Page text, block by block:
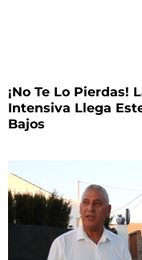
¡No Te Lo Pierdas!
Intensiva Llega
Bajos